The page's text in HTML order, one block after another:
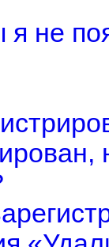
я не